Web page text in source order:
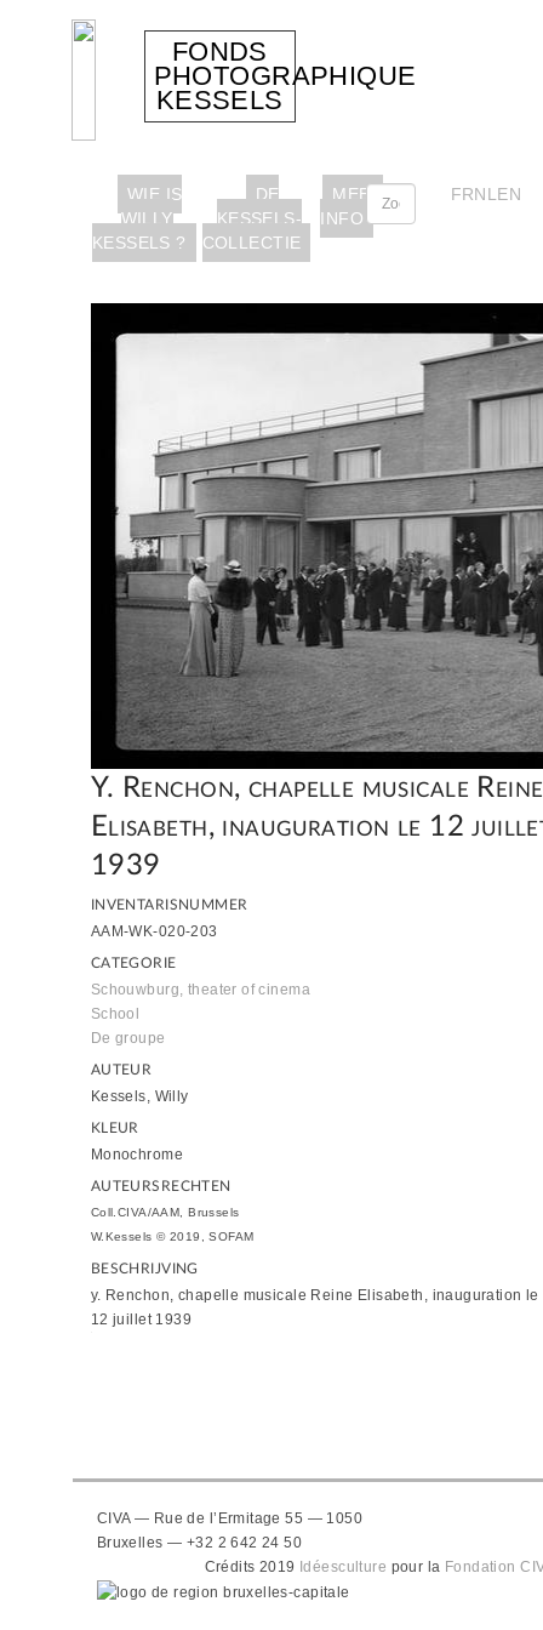
FONDS
PHOTOGRAPHIQUE
KESSELS
FRNL EN
WIE IS
WILLY
KESSELS ?
DE
KESSELS-
COLLECTIE
MEER
INFO
Y. Renchon, chapelle musicale Reine
Elisabeth, inauguration le 12
1939
INVENTARISNUMMER
AAM-WK-020-203
CATEGORIE
Schouwburg, theater of cinema
School
De groupe
AUTEUR
Kessels, Willy
KLEUR
Monochrome
AUTEURSRECHTEN
Coll.CIVA/AAM, Brussels
W.Kessels © 2019, SOFAM
BESCHRIJVING
y. Renchon, chapelle musicale Reine Elisabeth, inauguration le
12 juillet 1939
CIVA — Rue de l’Ermitage 55 — 1050
Bruxelles — +32 2 642 24 50
Crédits 2019 Idéesculture pour la Fondation